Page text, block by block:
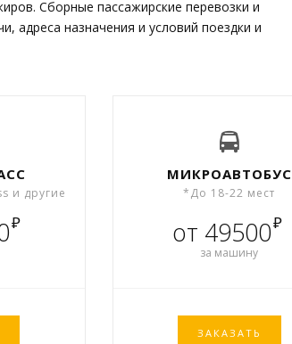
Сборные пассажирские перевозки и
адреса назначения и условий поездки и
и другие
₽
МИКРОАВТОБУС
*До 18-22 мест
от 49500₽
за машину
ЗАКАЗАТЬ